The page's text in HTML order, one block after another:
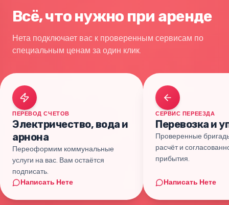
Всё, что нужно при аренде
Нета подключает вас к проверенным сервисам по
специальным ценам за один клик.
ПЕРЕВОД СЧЕТОВ
Электричество, вода и
арнона
Переоформим коммунальные
услуги на вас. Вам остаётся
подписать.
Написать Нете
СЕРВИС ПЕРЕЕЗДА
Перевозка и
Проверенные
расчёт и
прибытия.
Написать Нете